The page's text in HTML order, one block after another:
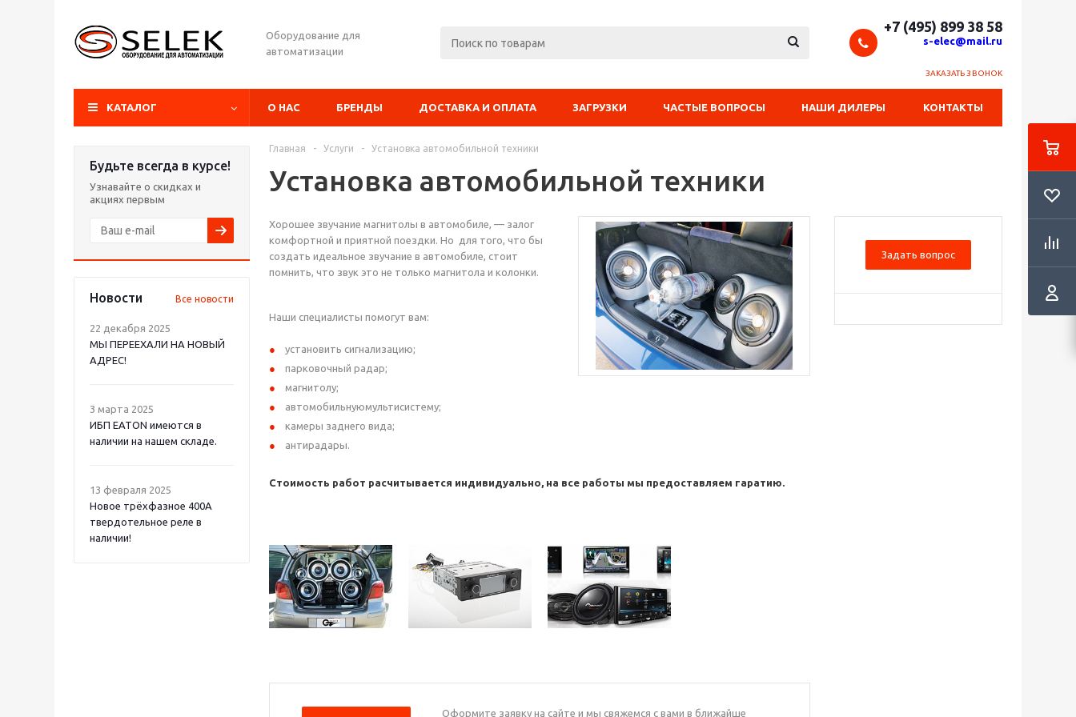
Оборудование для
автоматизации
+7 (495) 899 38 58
s-elec@mail.ru
ЗАКАЗАТЬ ЗВОНОК
КАТАЛОГ О НАС БРЕНДЫ ДОСТАВКА И ОПЛАТА ЗАГРУЗКИ ЧАСТЫЕ ВОПРОСЫ НАШИ ДИЛЕРЫ КОНТАКТЫ
Будьте всегда в курсе!
Узнавайте о скидках и
акциях первым
Новости Все новости
22 декабря 2025
МЫ ПЕРЕЕХАЛИ НА НОВЫЙ
АДРЕС!
3 марта 2025
ИБП EATON имеются в
наличии на нашем складе.
13 февраля 2025
Новое трёхфазное 400А
твердотельное реле в
наличии!
Главная - Услуги - Установка автомобильной техники
Установка автомобильной техники
Задать вопрос
Хорошее звучание магнитолы в автомобиле, — залог
комфортной и приятной поездки. Но для того, что бы
создать идеальное звучание в автомобиле, стоит
помнить, что звук это не только магнитола и колонки.
Наши специалисты помогут вам:
установить сигнализацию;
парковочный радар;
магнитолу;
автомобильнуюмультисистему;
камеры заднего вида;
антирадары.
Стоимость работ расчитывается индивидуально, на все работы мы предоставляем гаратию.
Оформите заявку на сайте и мы свяжемся с вами в ближайше